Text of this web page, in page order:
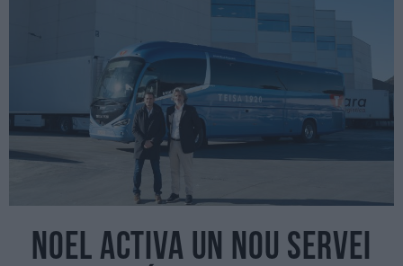
Noel activa un nou servei